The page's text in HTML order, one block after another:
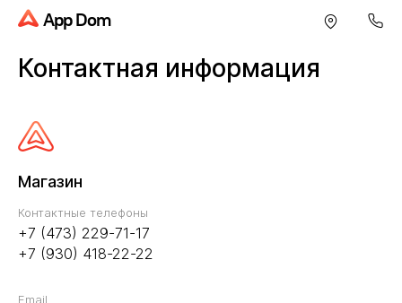
App Dom
Контактная информация
Магазин
Контактные телефоны
+7 (473) 229-71-17
+7 (930) 418-22-22
Email